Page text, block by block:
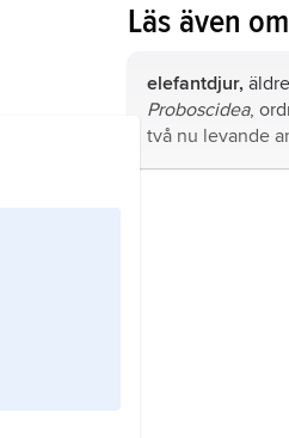
Läs även om
elefantdjur,
Proboscidea,
två nu levande
många utdöda